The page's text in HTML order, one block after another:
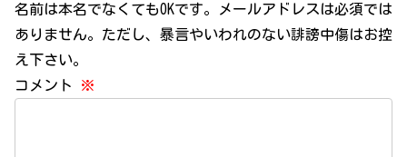
名前は本名でなくてもOKです。メールアドレスは必須では
ありません。ただし、暴言やいわれのない誹謗中傷はお控
え下さい。
コメント
※